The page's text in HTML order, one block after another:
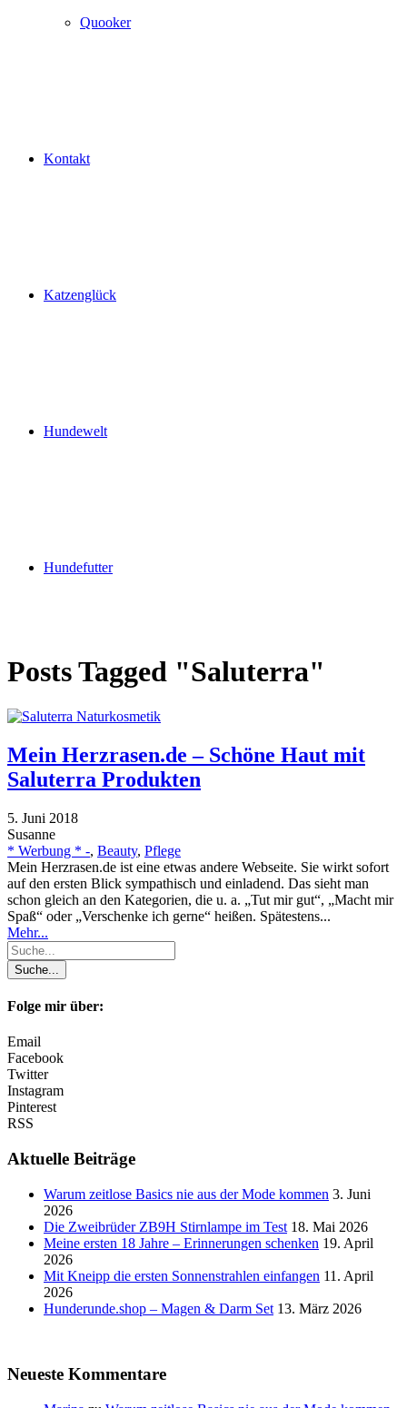
Quooker
Kontakt
Katzenglück
Hundewelt
Hundefutter
Posts Tagged "Saluterra"
Mein Herzrasen.de – Schöne Haut mit
Saluterra Produkten
5. Juni 2018
Susanne
* Werbung * -, Beauty, Pflege
Mein Herzrasen.de ist eine etwas andere Webseite. Sie wirkt sofort
auf den ersten Blick sympathisch und einladend. Das sieht man
schon gleich an den Kategorien, die u. a. „Tut mir gut“, „Macht mir
Spaß“ oder „Verschenke ich gerne“ heißen. Spätestens...
Mehr...
Folge mir über:
Email
Facebook
Twitter
Instagram
Pinterest
RSS
Aktuelle Beiträge
Warum zeitlose Basics nie aus der Mode kommen 3. Juni
2026
Die Zweibrüder ZB9H Stirnlampe im Test 18. Mai 2026
Meine ersten 18 Jahre – Erinnerungen schenken 19. April
2026
Mit Kneipp die ersten Sonnenstrahlen einfangen 11. April
2026
Hunderunde.shop – Magen & Darm Set 13. März 2026
Neueste Kommentare